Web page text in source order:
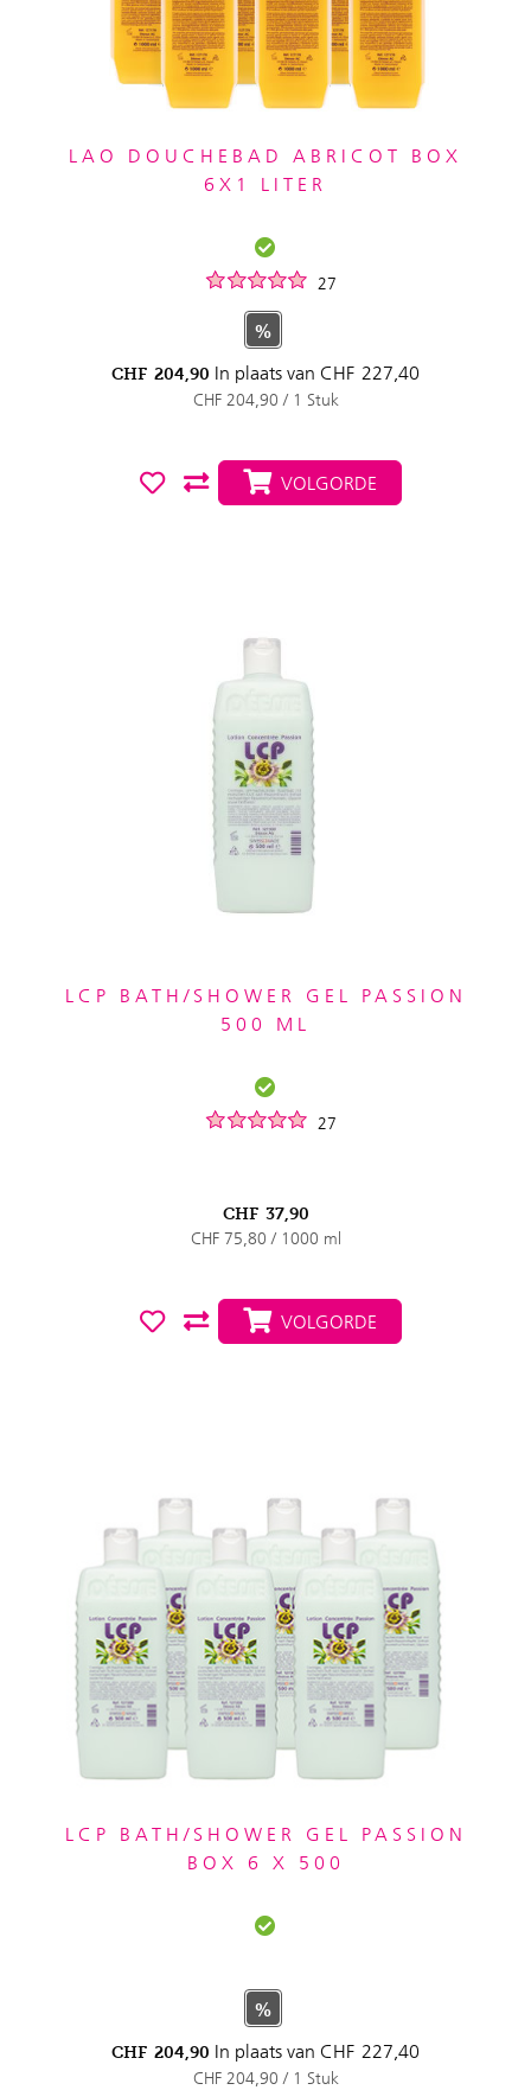
LAO DOUCHEBAD ABRICOT BOX
6X1 LITER
27
%
CHF 204,90 In plaats van CHF 227,40
CHF 204,90 / 1 Stuk
VOLGORDE
LCP BATH/SHOWER GEL PASSION
500 ML
27
CHF 37,90
CHF 75,80 / 1000 ml
VOLGORDE
LCP BATH/SHOWER GEL PASSION
BOX 6 X 500
%
CHF 204,90 In plaats van CHF 227,40
CHF 204,90 / 1 Stuk